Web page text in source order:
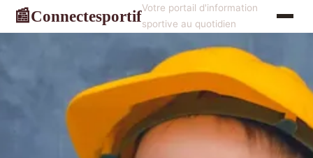
📰ConnectesportifVotre portail d'information
sportive au quotidien